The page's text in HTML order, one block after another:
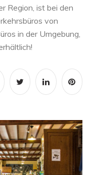
Region, ist bei den
von
in der Umgebung,